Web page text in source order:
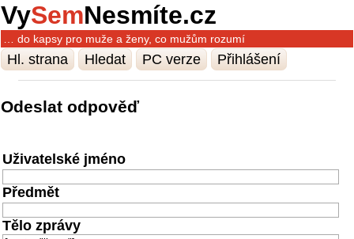
VySemNesmíte.cz
… do kapsy pro muže a ženy, co mužům rozumí
Hl. strana Hledat PC verze Přihlášení
Odeslat odpověď
Uživatelské jméno
Předmět
Tělo zprávy